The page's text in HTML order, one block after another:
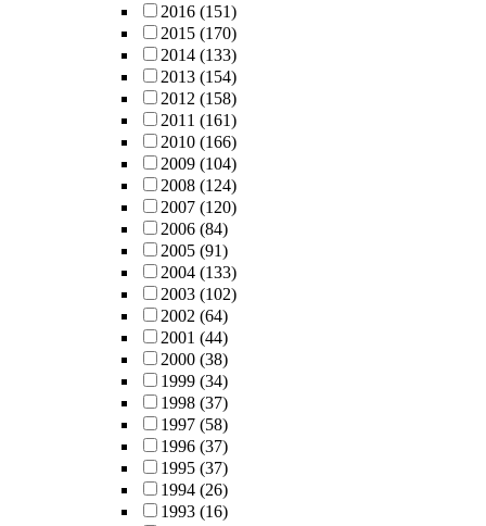
2016 (151)
2015 (170)
2014 (133)
2013 (154)
2012 (158)
2011 (161)
2010 (166)
2009 (104)
2008 (124)
2007 (120)
2006 (84)
2005 (91)
2004 (133)
2003 (102)
2002 (64)
2001 (44)
2000 (38)
1999 (34)
1998 (37)
1997 (58)
1996 (37)
1995 (37)
1994 (26)
1993 (16)